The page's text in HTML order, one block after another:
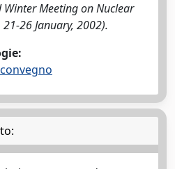
Meeting on Nuclear
26 January, 2002).